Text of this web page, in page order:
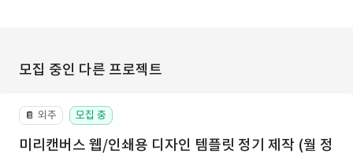
모집 중인 다른 프로젝트
📔 외주 모집 중
미리캔버스 웹/인쇄용 디자인 템플릿 정기 제작 (월 정